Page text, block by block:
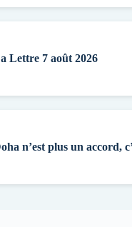
Lettre 7 août 2026
n’est plus un accord,